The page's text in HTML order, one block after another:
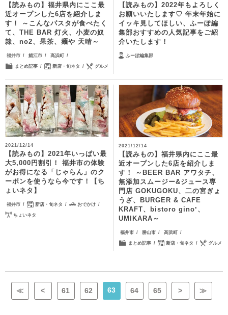
【読みもの】福井県内にここ最
近オープンした6店を紹介しま
す！ ～こんなパスタが食べたく
て、THE BAR 灯火、小麦の奴
隷、no2、果茶、麺や 天晴～
福井市 鯖江市 高浜町
まとめ記事 新店・旬ネタ グルメ
【読みもの】2022年もよろしく
お願いいたします♡ 年末年始に
イッキ見してほしい、ふーぽ編
集部おすすめの人気記事をご紹
介いたします！
ふーぽ編集部
2021/12/14
【読みもの】2021年いっぱい最
大5,000円割引！ 福井市の体験
がお得になる「じゃらん」のク
ーポンを使うなら今です！【ち
ょいネタ】
福井市 新店・旬ネタ おでかけ
ちょいネタ
2021/12/14
【読みもの】福井県内にここ最
近オープンした6店を紹介しま
す！ ～BEER BAR アワタチ、
無添加スムージー&ジュース専
門店 GOKUGOKU、二の宮ぎょ
うざ、BURGER & CAFE
KRAFT、bistoro ginoʼ、
UMIKARA～
福井市 勝山市 高浜町
まとめ記事 新店・旬ネタ グルメ
≪ < 61 62 63 64 65 > ≫